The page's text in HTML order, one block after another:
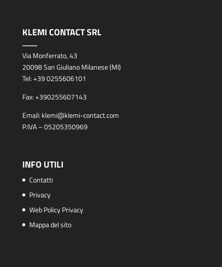
KLEMI CONTACT SRL
Via Monferrato, 43
20098 San Giuliano Milanese (MI)
Tel:+39 0255606101
Fax:+390255607143
Email: klemi@klemi-contact.com
P.IVA – 05205350969
INFO UTILI
Contatti
Privacy
Web Policy Privacy
Mappa del sito